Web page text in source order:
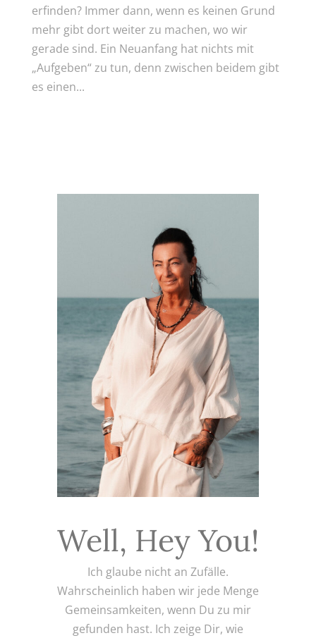
erfinden? Immer dann, wenn es keinen Grund
mehr gibt dort weiter zu machen, wo wir
gerade sind. Ein Neuanfang hat nichts mit
„Aufgeben“ zu tun, denn zwischen beidem gibt
es einen...
Well, Hey You!
Ich glaube nicht an Zufälle.
Wahrscheinlich haben wir jede Menge
Gemeinsamkeiten, wenn Du zu mir
gefunden hast. Ich zeige Dir, wie